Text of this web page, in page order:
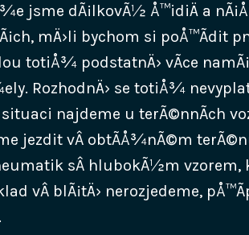
jsme dÃ¡lkovÃ½ Å™idiÄ a
mÄ›li bychom si poÅ™Ã­dit
totiÅ¾ podstatnÄ› vÃ­ce
RozhodnÄ› se totiÅ¾
najdeme u terÃ©nnÃ­ch
jezdit vÂ obtÃ­Å¾nÃ©m
sÂ hlubokÃ½m vzorem,
vÂ blÃ¡tÄ› nerozjedeme,